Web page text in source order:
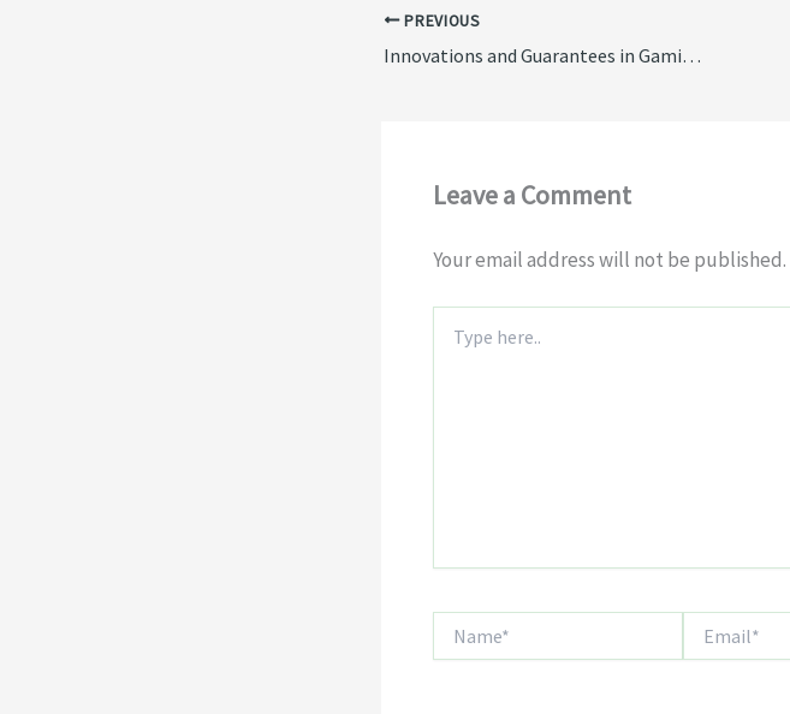
PREVIOUS
Innovations and Guarantees in Gaming Mechanics: Ensuring Fair Play in Modern Slot Machines
Leave a Comment
Your email address will not be published.
here..